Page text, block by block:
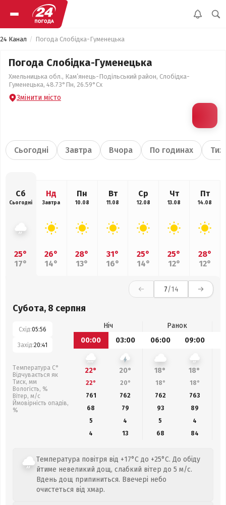
24 Канал Погода Слобідка-Гуменецька
Погода Слобідка-Гуменецька
Хмельницька обл., Кам’янець-Подільський район, Слобідка-
Гуменецька, 48.73°Пн, 26.59°Сх
Змінити місто
Сьогодні Завтра Вчора По годинах
Сб
Сьогодні
25°
17°
Нд
Завтра
26°
14°
Пн
10.08
28°
13°
Вт
11.08
31°
16°
Ср
12.08
25°
14°
Чт
13.08
25°
12°
Пт
14.08
28°
12°
7/14
Субота, 8 серпня
Схід:05:56
Захід:20:41
Температура С°
Відчувається як
Тиск, мм
Вологість, %
Вітер, м/с
Ймовірність опадів,
%
Ніч
Ранок
00:00
03:00 06:00 09:00
22° 20° 18° 18°
22° 20° 18° 18°
761
762 762 763
68
79 93 89
5
4 5
4
4
13 68 84
Температура повітря від +17°C до +25°C. До обіду
йтиме невеликий дощ, слабкий вітер до 5 м/с.
Вдень дощ припиниться. Ввечері небо
очистеться від хмар.